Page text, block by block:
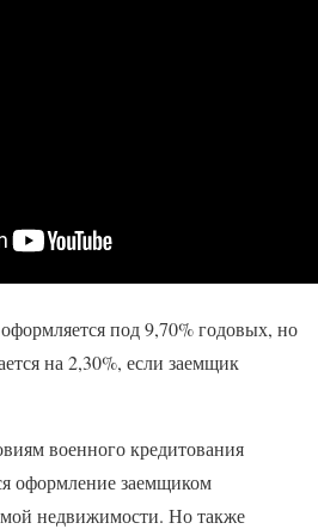
под 9,70% годовых, но
на 2,30%, если заемщик
военного кредитования
оформление заемщиком
недвижимости. Но также